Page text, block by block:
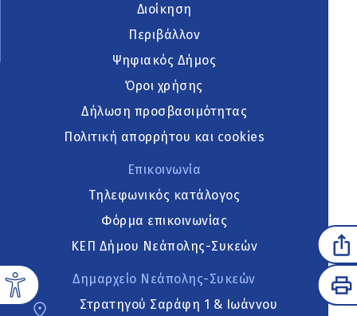
Διοίκηση
Περιβάλλον
Ψηφιακός Δήμος
Όροι χρήσης
Δήλωση προσβασιμότητας
Πολιτική απορρήτου και cookies
Επικοινωνία
Τηλεφωνικός κατάλογος
Φόρμα επικοινωνίας
ΚΕΠ Δήμου Νεάπολης-Συκεών
Δημαρχείο Νεάπολης-Συκεών
Στρατηγού Σαράφη 1 & Ιωάννου